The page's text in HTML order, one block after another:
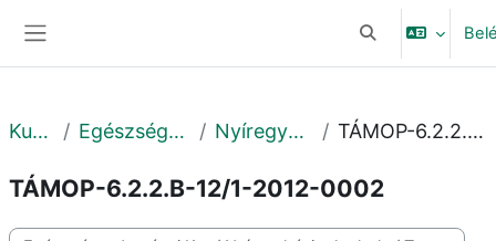
Keresési
Kurzusok Egészségtudományi Kar Nyíregyházi telephely TÁMOP-6.2.2.B-12/1-2012-0002
TÁMOP-6.2.2.B-12/1-2012-0002